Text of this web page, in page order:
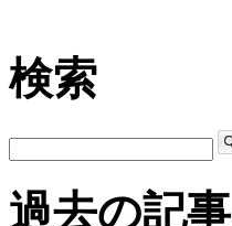
検索
過去の記事